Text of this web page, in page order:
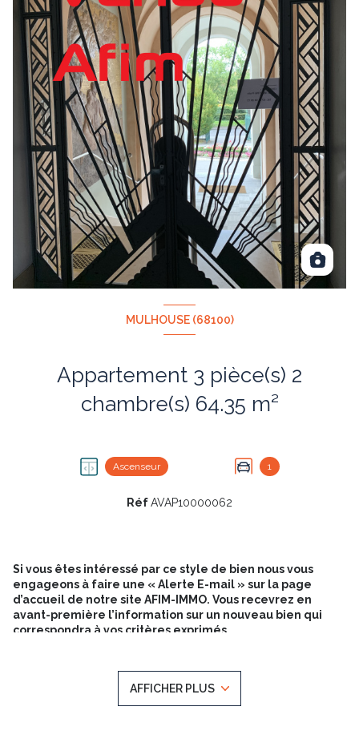
MULHOUSE (68100)
Appartement 3 pièce(s) 2
chambre(s) 64.35 m²
Ascenseur 1
RéfAVAP10000062
Si vous êtes intéressé par ce style de bien nous vous
engageons à faire une « Alerte E-mail » sur la page
d’accueil de notre site AFIM-IMMO. Vous recevrez en
avant-première l’information sur un nouveau bien qui
correspondra à vos critères exprimés.
calme sur la verdure, orienté ouest, situé dans la résidence du
Château dans le Rebberg. A 5mn à pied de la gare centrale et
des commodités, l’appartement est composé d’une entrée
AFFICHER PLUS